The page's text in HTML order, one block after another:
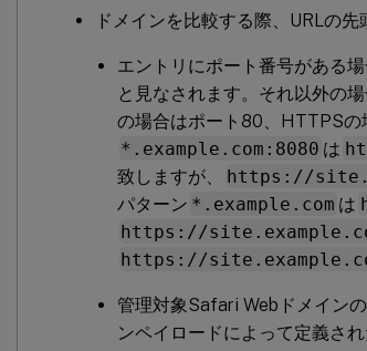
ドメインを比較する際、URLの
エントリにポート番号がある
と見なされます。それ以外の
の場合はポート80、HTTPSの
*.example.com:8080 は
致しますが、
https://
パターン *.example.com は
https://
https://
管理対象Safari Webドメイン
ンペイロードによって定義さ